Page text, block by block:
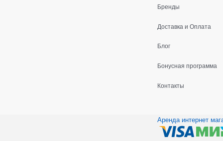
Бренды
Доставка и Оплата
Блог
Бонусная программа
Контакты
Аренда интернет